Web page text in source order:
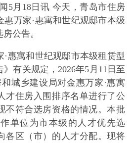
5月18日讯 今天，青岛市住房
惠万家·惠寓和世纪观邸市本级
公告。
惠寓和世纪观邸市本级租赁型
有关规定，2026年5月11日至
城乡建设局对金惠万家·惠寓
才住房入围排序名单进行了公
不符合选房资格的情况。本批
单位为市本级的人才优先选
各区（市）的人才分配。现将